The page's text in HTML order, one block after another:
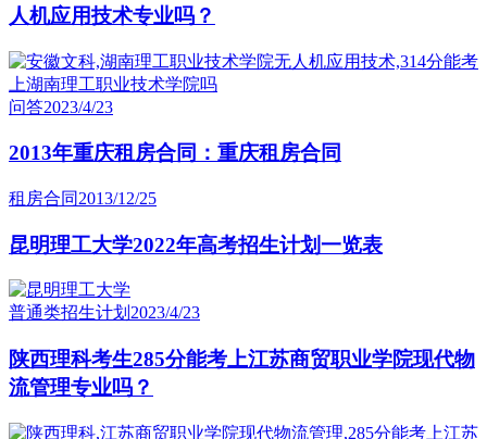
人机应用技术专业吗？
问答2023/4/23
2013年重庆租房合同：重庆租房合同
租房合同 2013/12/25
昆明理工大学2022年高考招生计划一览表
普通类招生计划 2023/4/23
陕西理科考生285分能考上江苏商贸职业学院现代物
流管理专业吗？